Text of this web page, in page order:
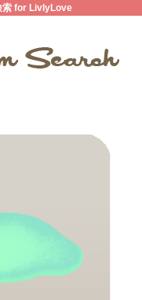
索 for LivlyLove